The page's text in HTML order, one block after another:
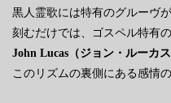
黒人霊歌には特有のグルーヴ
刻むだけでは、ゴスペル特有
John Lucas（ジョン・ルーカス
このリズムの裏側にある感情